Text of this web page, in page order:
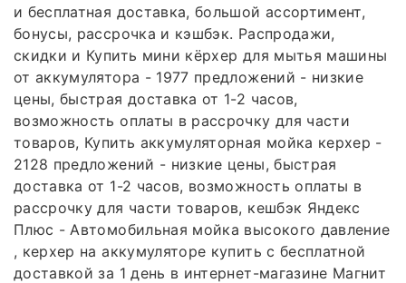
и бесплатная доставка, большой ассортимент,
бонусы, рассрочка и кэшбэк. Распродажи,
скидки и Купить мини кёрхер для мытья машины
от аккумулятора - 1977 предложений - низкие
цены, быстрая доставка от 1-2 часов,
возможность оплаты в рассрочку для части
товаров, Купить аккумуляторная мойка керхер -
2128 предложений - низкие цены, быстрая
доставка от 1-2 часов, возможность оплаты в
рассрочку для части товаров, кешбэк Яндекс
Плюс - Автомобильная мойка высокого давление
, керхер на аккумуляторе купить с бесплатной
доставкой за 1 день в интернет-магазине Магнит